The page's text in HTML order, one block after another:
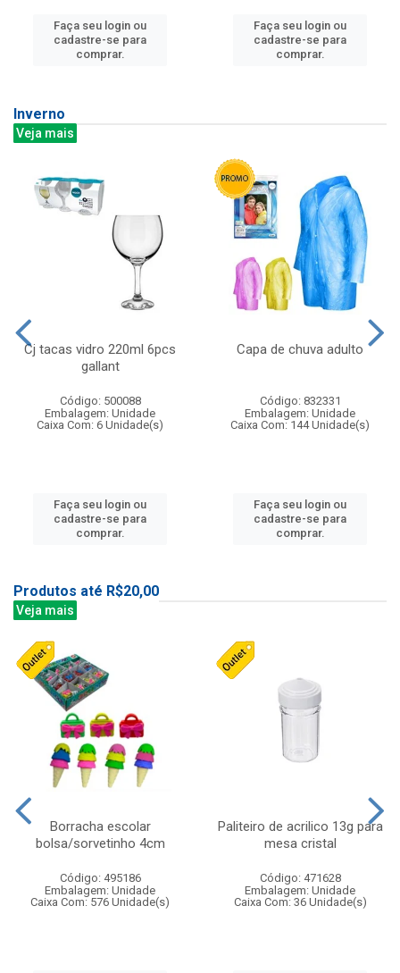
Faça seu login ou
cadastre-se para
comprar.
Faça seu login ou
cadastre-se para
comprar.
Inverno
Veja mais
Cj tacas vidro 220ml 6pcs
gallant
Código: 500088
Embalagem: Unidade
Caixa Com: 6 Unidade(s)
Faça seu login ou
cadastre-se para
comprar.
Capa de chuva adulto
Código: 832331
Embalagem: Unidade
Caixa Com: 144 Unidade(s)
Faça seu login ou
cadastre-se para
comprar.
Produtos até R$20,00
Veja mais
Borracha escolar
bolsa/sorvetinho 4cm
Código: 495186
Embalagem: Unidade
Caixa Com: 576 Unidade(s)
Paliteiro de acrilico 13g para
mesa cristal
Código: 471628
Embalagem: Unidade
Caixa Com: 36 Unidade(s)